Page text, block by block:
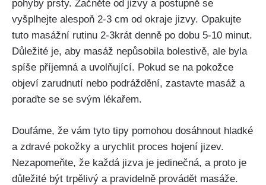
pohyby prsty. Začněte od jizvy a postupně ‍se
vyšplhejte alespoň ‌2-3 cm od okraje jizvy. Opakujte
tuto masážní rutinu 2-3krát⁣ denně po dobu 5-10 minut.
Důležité je, aby ​masáž nepůsobila bolestivě, ‌ale​ byla ​
spíše příjemná a uvolňující. Pokud se na pokožce
objeví zarudnutí nebo podráždění, zastavte⁣ masáž a
poraďte se se svým lékařem.
Doufáme,​ že ‌vám tyto tipy ‌pomohou dosáhnout hladké
a⁣ zdravé pokožky a urychlit proces hojení ⁤jizev.‌
Nezapomeňte, že každá jizva je ⁤jedinečná, a proto je
důležité‍ být trpělivý‍ a ⁢pravidelně provádět ⁤masáže.